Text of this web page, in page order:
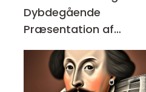
Dybdegående
Præsentation af
Enestående
Kunstværker